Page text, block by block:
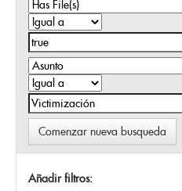
Comenzar nueva busqueda
Añadir filtros: